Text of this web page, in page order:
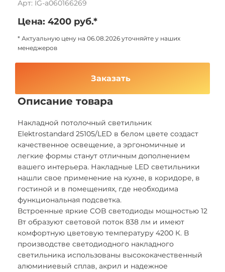
Арт: IG-a060166269
Цена: 4200 руб.*
* Актуальную цену на 06.08.2026 уточняйте у наших
менеджеров
Заказать
Описание товара
Накладной потолочный светильник
Elektrostandard 25105/LED в белом цвете создаст
качественное освещение, а эргономичные и
легкие формы станут отличным дополнением
вашего интерьера. Накладные LED светильники
нашли свое применение на кухне, в коридоре, в
гостиной и в помещениях, где необходима
функциональная подсветка.
Встроенные яркие COB светодиоды мощностью 12
Вт образуют световой поток 838 лм и имеют
комфортную цветовую температуру 4200 К. В
производстве светодиодного накладного
светильника использованы высококачественный
алюминиевый сплав, акрил и надежное